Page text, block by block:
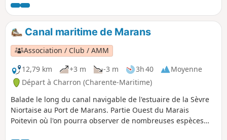
penchée). La nature n'est pas en reste avec le
passage dans la vallée de l'Yon et des sites
pleins de charmes comme Boutet et le gué à la
Roussière. Quelques mégalithes sont visibles
comme la Pierre qui Vire, et au village du
Tablier, certains murs de maisons sont
construits sur des blocs de granit.
Canal maritime de Marans
Association / Club / AMM
12,79 km
+3 m -3 m 3h 40
Moyenne
Départ à Charron (Charente-Maritime)
Balade le long du canal navigable de l'estuaire de la Sèvre
Niortaise au Port de Marans. Partie Ouest du Marais
Poitevin où l'on pourra observer de nombreuses espèces